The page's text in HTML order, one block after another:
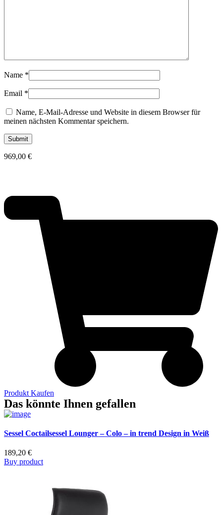
Name *
Email *
Name, E-Mail-Adresse und Website in diesem Browser für
meinen nächsten Kommentar speichern.
969,00 €
Produkt Kaufen
Das könnte Ihnen gefallen
Sessel Coctailsessel Lounger – Colo – in trend Design in Weiß
189,20 €
Buy product